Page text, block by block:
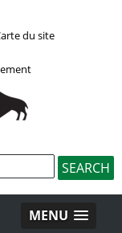
du site
MENU